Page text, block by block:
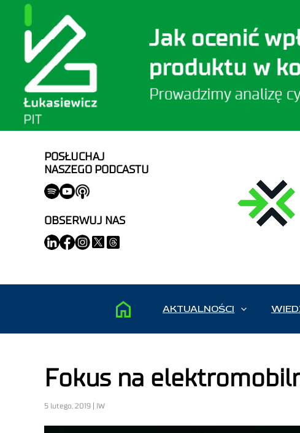
POSŁUCHAJ
NASZEGO PODCASTU
OBSERWUJ NAS
AKTUALNOŚCI
Fokus na
5 lutego, 2019 | IW